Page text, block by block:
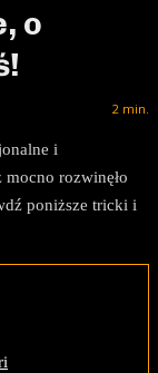
o
2 min.
i
rozwinęło
poniższe tricki i